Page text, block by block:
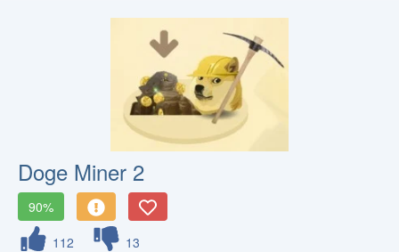
Doge Miner 2
90%
112
13